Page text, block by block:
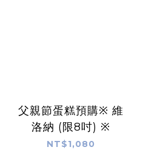
父親節蛋糕預購※ 維
洛納 (限8吋) ※
NT$1,080